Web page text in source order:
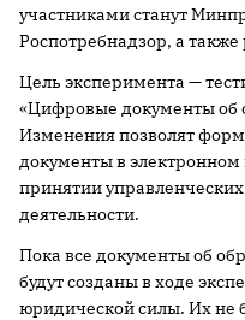
участниками станут
Роспотребнадзор, а
Цель эксперимента —
«Цифровые документы об
Изменения позволят
документы в
принятии
деятельности.
Пока все документы об
будут созданы в ходе
юридической силы. Их не